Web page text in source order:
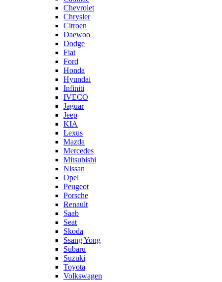
Chevrolet
Chrysler
Citroen
Daewoo
Dodge
Fiat
Ford
Honda
Hyundai
Infiniti
IVECO
Jaguar
Jeep
KIA
Lexus
Mazda
Mercedes
Mitsubishi
Nissan
Opel
Peugeot
Porsche
Renault
Saab
Seat
Skoda
Ssang Yong
Subaru
Suzuki
Toyota
Volkswagen